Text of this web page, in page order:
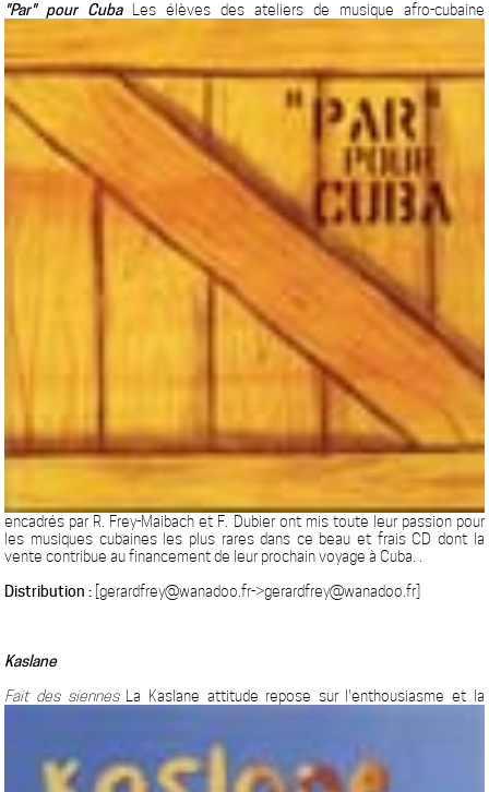
"Par" pour Cuba Les élèves des ateliers de musique afro-cubaine
encadrés par R. Frey-Maibach et F. Dubier ont mis toute leur passion pour
les musiques cubaines les plus rares dans ce beau et frais CD dont la
vente contribue au financement de leur prochain voyage à Cuba. .
Distribution : [gerardfrey@wanadoo.fr->gerardfrey@wanadoo.fr]
Kaslane
Fait des siennes
La Kaslane attitude repose sur l'enthousiasme et la